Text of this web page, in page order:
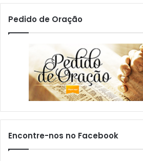
Pedido de Oração
Encontre-nos no Facebook